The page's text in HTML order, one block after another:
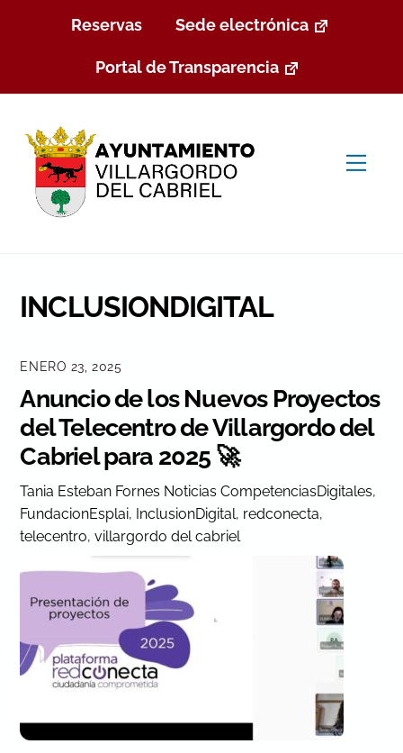
Reservas Sede electrónica
Portal de Transparencia
INCLUSIONDIGITAL
ENERO 23, 2025
Anuncio de los Nuevos Proyectos
del Telecentro de Villargordo del
Cabriel para 2025 🚀
Tania Esteban Fornes Noticias CompetenciasDigitales,
FundacionEsplai, InclusionDigital, redconecta,
telecentro,villargordo del cabriel